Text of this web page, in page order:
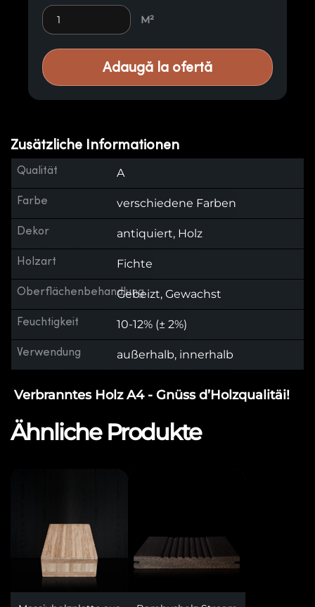
Verbranntes Holz A4 quantity
M²
Adaugă la ofertă
Zusätzliche Informationen
Qualität A
Farbe verschiedene Farben
Dekor antiquiert, Holz
Holzart Fichte
OberflächenbehandlungGebeizt, Gewachst
Feuchtigkeit 10-12% (± 2%)
Verwendung außerhalb, innerhalb
Verbranntes Holz A4 - Gnüss d’Holzqualitäi!
Ähnliche Produkte